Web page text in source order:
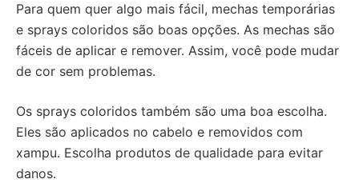
Para quem quer algo mais fácil, mechas temporárias
e sprays coloridos são boas opções. As mechas são
fáceis de aplicar e remover. Assim, você pode mudar
de cor sem problemas.
Os sprays coloridos também são uma boa escolha.
Eles são aplicados no cabelo e removidos com
xampu. Escolha produtos de qualidade para evitar
danos.